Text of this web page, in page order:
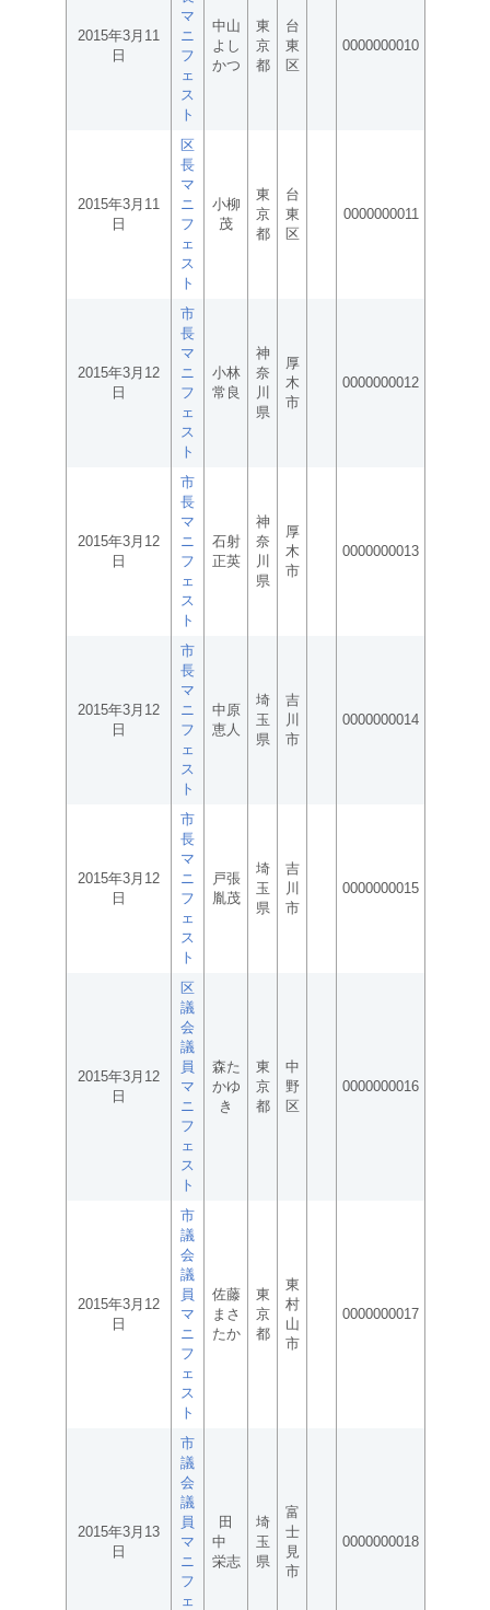
2015年3月11
日
マ
ニ
フ
ェ
ス
ト
中山
よし
かつ
東
京
都
台
東
区
0000000010
2015年3月11
日
区
長
マ
ニ
フ
ェ
ス
ト
小柳
茂
東
京
都
台
東
区
0000000011
2015年3月12
日
市
長
マ
ニ
フ
ェ
ス
ト
小林
常良
神
奈
川
県
厚
木
市
0000000012
2015年3月12
日
市
長
マ
ニ
フ
ェ
ス
ト
石射
正英
神
奈
川
県
厚
木
市
0000000013
2015年3月12
日
市
長
マ
ニ
フ
ェ
ス
ト
中原
恵人
埼
玉
県
吉
川
市
0000000014
2015年3月12
日
市
長
マ
ニ
フ
ェ
ス
ト
戸張
胤茂
埼
玉
県
吉
川
市
0000000015
2015年3月12
日
区
議
会
議
員
マ
ニ
フ
ェ
ス
ト
森た
かゆ
き
東
京
都
中
野
区
0000000016
2015年3月12
日
市
議
会
議
員
マ
ニ
フ
ェ
ス
ト
佐藤
まさ
たか
東
京
都
東
村
山
市
0000000017
2015年3月13
日
市
議
会
議
員
マ
ニ
フ
ェ
田
中
栄志
埼
玉
県
富
士
見
市
0000000018